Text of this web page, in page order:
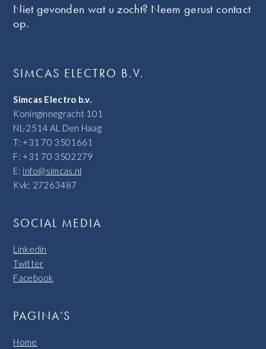
Niet gevonden wat u zocht? Neem gerust contact
op.
SIMCAS ELECTRO B.V.
Simcas Electro b.v.
Koninginnegracht 101
NL-2514 AL Den Haag
T: +31 70 3501661
F: +31 70 3502279
E: info@simcas.nl
Kvk: 27263487
SOCIAL MEDIA
Linkedin
Twitter
Facebook
PAGINA’S
Home